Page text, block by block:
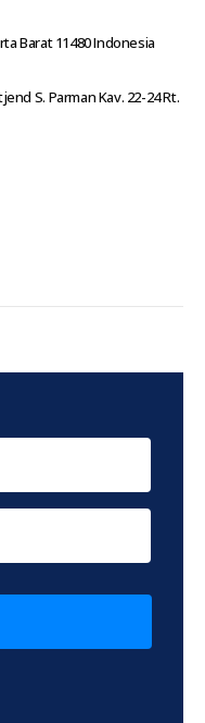
Barat 11480 Indonesia
S. Parman Kav. 22-24 Rt.